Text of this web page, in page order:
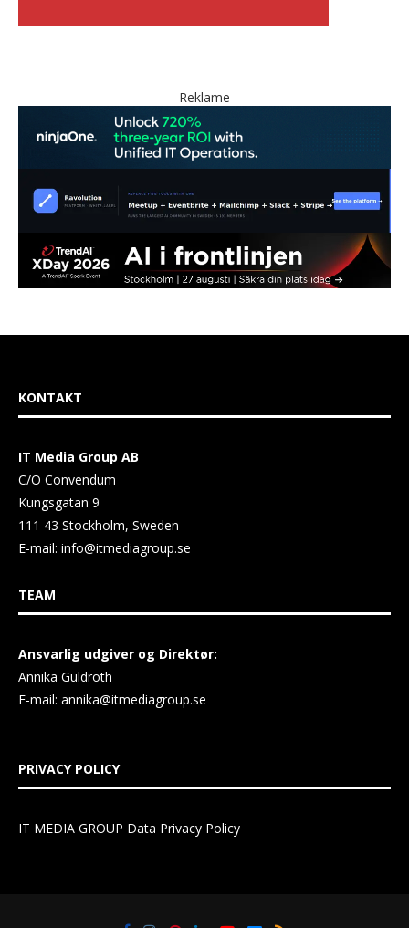
Reklame
KONTAKT
IT Media Group AB
C/O Convendum
Kungsgatan 9
111 43 Stockholm, Sweden
E-mail: info@itmediagroup.se
TEAM
Ansvarlig udgiver og Direktør:
Annika Guldroth
E-mail: annika@itmediagroup.se
PRIVACY POLICY
IT MEDIA GROUP Data Privacy Policy